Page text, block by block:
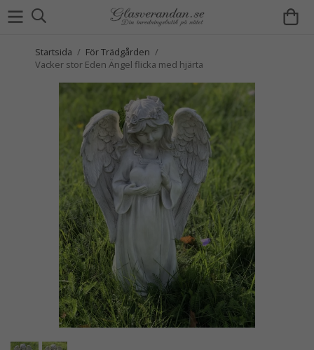
Startsida / För Trädgården /
Vacker stor Eden Ängel flicka med hjärta